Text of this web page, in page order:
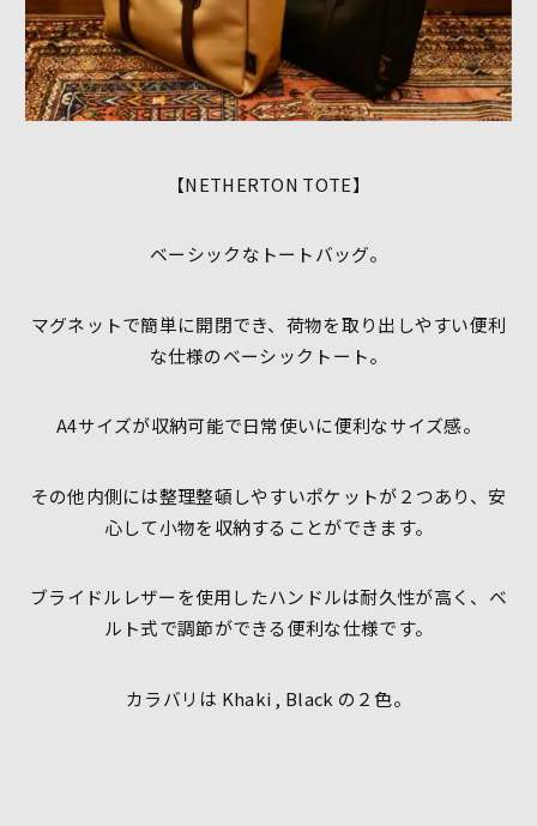
【NETHERTON TOTE】
ベーシックなトートバッグ。
マグネットで簡単に開閉でき、荷物を取り出しやすい便利
な仕様のベーシックトート。
A4サイズが収納可能で日常使いに便利なサイズ感。
その他内側には整理整頓しやすいポケットが２つあり、安
心して小物を収納することができます。
ブライドルレザーを使用したハンドルは耐久性が高く、ベ
ルト式で調節ができる便利な仕様です。
カラバリは Khaki , Black の２色。